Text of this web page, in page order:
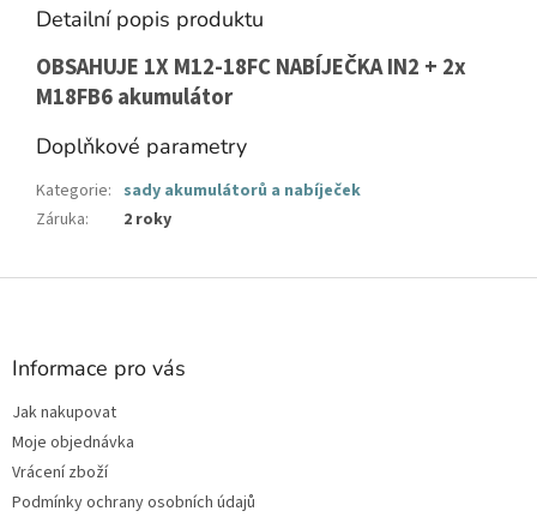
Detailní popis produktu
OBSAHUJE 1X M12-18FC NABÍJEČKA IN2 + 2x
M18FB6 akumulátor
Doplňkové parametry
Kategorie: sady akumulátorů a nabíječek
Záruka: 2 roky
Z
Informace pro vás
Jak nakupovat
Moje objednávka
Vrácení zboží
Podmínky ochrany osobních údajů